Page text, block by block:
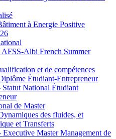
à Energie Positive
Albi French Summer
et de compétences
Étudiant-Entrepreneur
Statut National Étudiant
de Master
des fluides, et
et Transferts
Master Management de